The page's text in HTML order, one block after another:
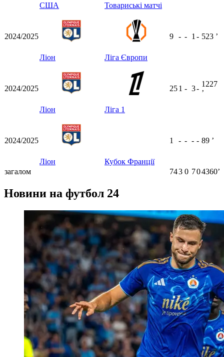
США Товариські матчі
2024/2025
Ліон Ліга Європи
9 - - 1 - 523 ʼ
2024/2025
Ліон Ліга 1
251 - 3-
1227
ʼ
2024/2025
Ліон Кубок Франції
1 - - - - 89 ʼ
загалом 743 0 704360ʼ
Новини на футбол 24